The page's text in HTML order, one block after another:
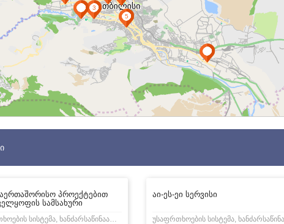
პროექტებით
სამსახური
უსაფრთხოების სისტემა, ხანძარსაწინააღმდეგო სისტემა
აი-ეს-ეი სერვისი